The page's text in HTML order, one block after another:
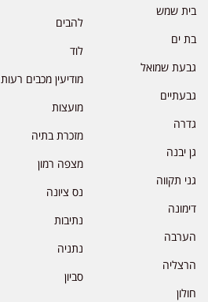
בית שמש
בת ים
גבעת שמואל
גבעתיים
גדרה
גן יבנה
גני תקווה
דימונה
הערבה
הרצליה
חולון
להבים
לוד
מודיעין מכבים רעות
מועצות
מזכרת בתיה
מצפה רמון
נס ציונה
נתיבות
נתניה
סביון